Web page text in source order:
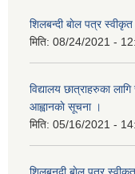
शिलबन्दी बाेल पत्र
मिति: 08/24/2021 -
विद्यालय छात्राहरुका
आह्वानकाे सूचना ।
मिति: 05/16/2021 -